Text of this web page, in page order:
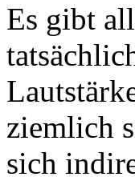
Es gibt
ziemlich
sich